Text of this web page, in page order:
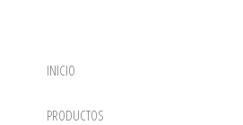
INICIO
PRODUCTOS